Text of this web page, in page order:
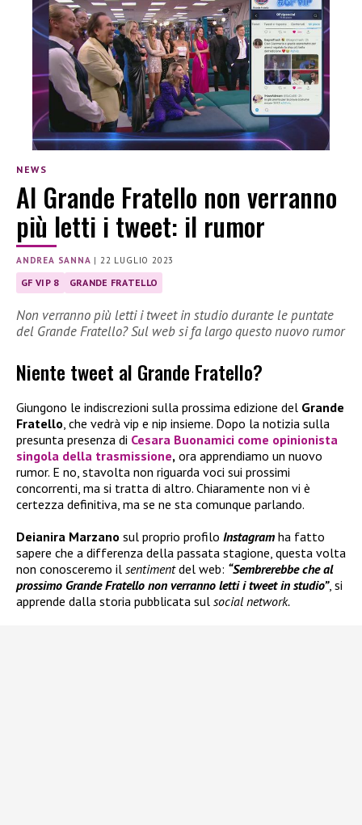
NEWS
Al Grande Fratello non verranno
più letti i tweet: il rumor
ANDREA SANNA |22 LUGLIO 2023
GF VIP 8 GRANDE FRATELLO
Non verranno più letti i tweet in studio durante le puntate
del Grande Fratello? Sul web si fa largo questo nuovo rumor
Niente tweet al Grande Fratello?
Giungono le indiscrezioni sulla prossima edizione del Grande
Fratello, che vedrà vip e nip insieme. Dopo la notizia sulla
presunta presenza di Cesara Buonamici come opinionista
singola della trasmissione, ora apprendiamo un nuovo
rumor. E no, stavolta non riguarda voci sui prossimi
concorrenti, ma si tratta di altro. Chiaramente non vi è
certezza definitiva, ma se ne sta comunque parlando.
Deianira Marzano sul proprio profilo Instagram ha fatto
sapere che a differenza della passata stagione, questa volta
non conosceremo il sentimentdel web: “Sembrerebbe che al
prossimo Grande Fratello non verranno letti i tweet in studio”, si
apprende dalla storia pubblicata sul social network.